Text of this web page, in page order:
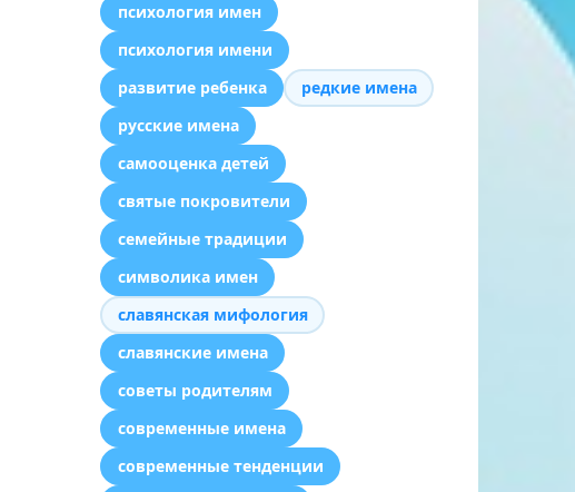
психология имен
психология имени
развитие ребенка
редкие имена
русские имена
самооценка детей
святые покровители
семейные традиции
символика имен
славянская мифология
славянские имена
советы родителям
современные имена
современные тенденции